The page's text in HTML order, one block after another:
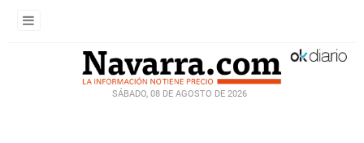
SÁBADO, 08 DE AGOSTO DE 2026